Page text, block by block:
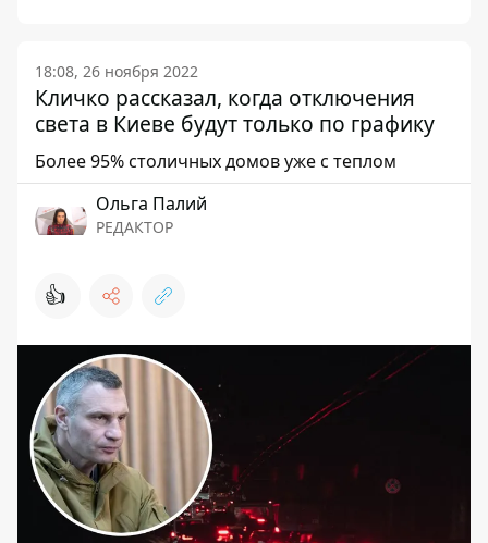
18:08, 26 ноября 2022
Кличко рассказал, когда отключения
света в Киеве будут только по графику
Более 95% столичных домов уже с теплом
Ольга Палий
РЕДАКТОР
👍